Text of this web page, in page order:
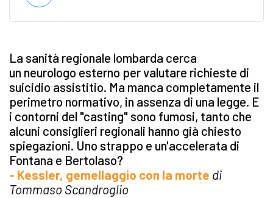
La sanità regionale lombarda cerca
un neurologo esterno per valutare richieste di
suicidio assistitio. Ma manca completamente il
perimetro normativo, in assenza di una legge. E
i contorni del "casting" sono fumosi, tanto che
alcuni consiglieri regionali hanno già chiesto
spiegazioni. Uno strappo e un'accelerata di
Fontana e Bertolaso?
- Kessler, gemellaggio con la morte di
Tommaso Scandroglio